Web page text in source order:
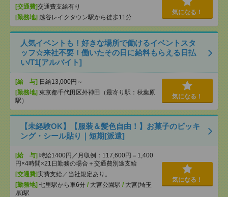
[交通費]交通費支給有り
[勤務地] 越谷レイクタウン駅から徒歩11分
気になる！
人気イベントも！好きな場所で働けるイベントスタ
ッフ☆来社不要！働いたその日に給料もらえる日払
い/T1[アルバイト]
[給 与] 日給13,000円～
[勤務地] 東京都千代田区外神田（最寄り駅：秋葉原
駅）
気になる！
【未経験OK】【服装＆髪色自由！】お菓子のピッキ
ング・シール貼り｜短期[派遣]
[給 与] 時給1400円／月収例：117,600円＝1,400
円×4時間×21日勤務の場合＋交通費別途支給
[交通費]実費支給／当社規定あり。
[勤務地] 七里駅から車6分 / 大宮公園駅 / 大宮(埼玉
県)駅
気になる！